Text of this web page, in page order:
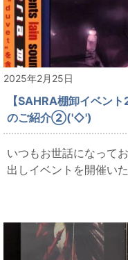
2025年2月25日
【SAHRA棚卸イベン
のご紹介②('◇')ゞ
いつもお世話になって
出しイベントを開催い